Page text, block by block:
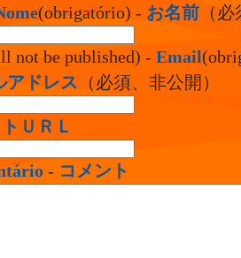
(obrigatório) - お名前 （
not be published) - Email
アドレス （必須、非公開）
ＵＲＬ
- コメント